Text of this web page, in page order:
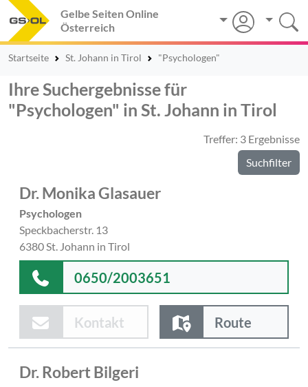
Gelbe Seiten Online
Österreich
Startseite St. Johann in Tirol "Psychologen"
Ihre Suchergebnisse für
"Psychologen" in St. Johann in Tirol
Treffer: 3 Ergebnisse
Suchfilter
Dr. Monika Glasauer
Psychologen
Speckbacherstr. 13
6380 St. Johann in Tirol
0650/2003651
Kontakt Route
Dr. Robert Bilgeri